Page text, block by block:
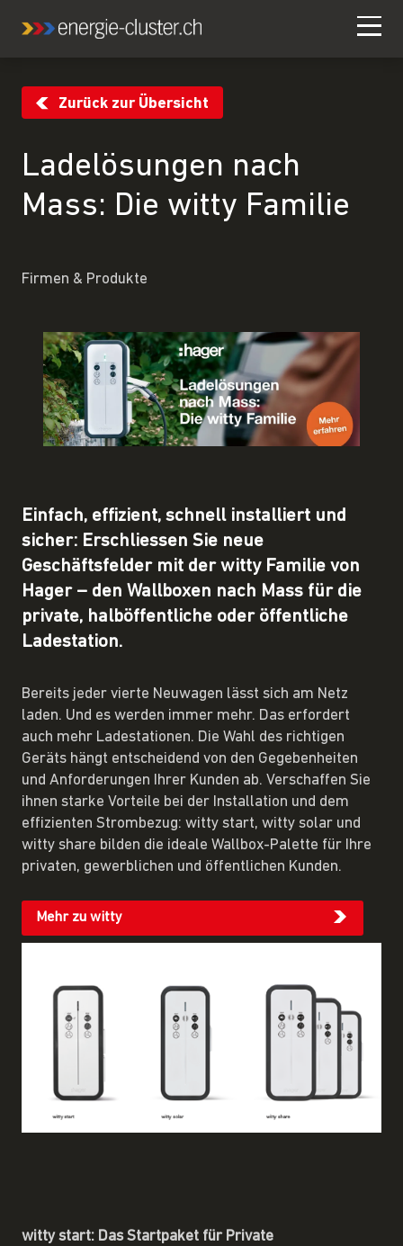
Zurück zur Übersicht
Ladelösungen nach
Mass: Die witty Familie
Firmen & Produkte
Einfach, effizient, schnell installiert und
sicher: Erschliessen Sie neue
Geschäftsfelder mit der witty Familie von
Hager – den Wallboxen nach Mass für die
private, halböffentliche oder öffentliche
Ladestation.
Bereits jeder vierte Neuwagen lässt sich am Netz
laden. Und es werden immer mehr. Das erfordert
auch mehr Ladestationen. Die Wahl des richtigen
Geräts hängt entscheidend von den Gegebenheiten
und Anforderungen Ihrer Kunden ab. Verschaffen Sie
ihnen starke Vorteile bei der Installation und dem
effizienten Strombezug: witty start, witty solar und
witty share bilden die ideale Wallbox-Palette für Ihre
privaten, gewerblichen und öffentlichen Kunden.
Mehr zu witty
witty start: Das Startpaket für Private